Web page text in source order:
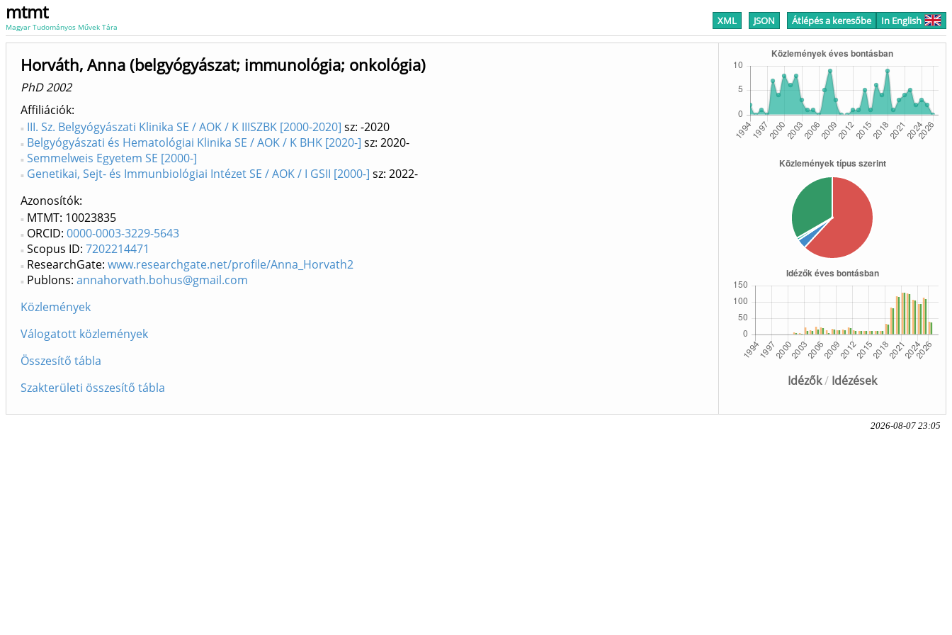
mtmt
Magyar Tudományos Művek Tára XML JSON Átlépés a keresőbe In English
Idézők/ Idézések
Horváth, Anna (belgyógyászat; immunológia; onkológia)
PhD 2002
Affiliációk
III. Sz. Belgyógyászati Klinika SE / AOK / K IIISZBK [2000-2020] sz: -2020
Belgyógyászati és Hematológiai Klinika SE / AOK / K BHK [2020-] sz: 2020-
Semmelweis Egyetem SE [2000-]
Genetikai, Sejt- és Immunbiológiai Intézet SE / AOK / I GSII [2000-] sz: 2022-
Azonosítók
MTMT: 10023835
ORCID: 0000-0003-3229-5643
Scopus ID: 7202214471
ResearchGate: www.researchgate.net/profile/Anna_Horvath2
Publons: annahorvath.bohus@gmail.com
Közlemények
Válogatott közlemények
Összesítő tábla
Szakterületi összesítő tábla
2026-08-07 23:05